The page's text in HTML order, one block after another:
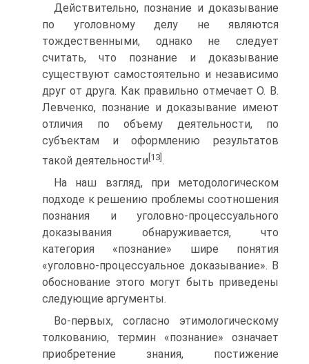
Действительно, познание и доказывание
по уголовному делу не являются
тождественными, однако не следует
считать, что познание и доказывание
существуют самостоятельно и независимо
друг от друга. Как правильно отмечает О. В.
Левченко, познание и доказывание имеют
отличия по объему деятельности, по
субъектам и оформлению результатов
такой деятельности [13] .
На наш взгляд, при методологическом
подходе к решению проблемы соотношения
познания и уголовно-процессуального
доказывания обнаруживается, что
категория «познание» шире понятия
«уголовно-процессуальное доказывание». В
обоснование этого могут быть приведены
следующие аргументы.
Во-первых, согласно этимологическому
толкованию, термин «познание» означает
приобретение знания, постижение